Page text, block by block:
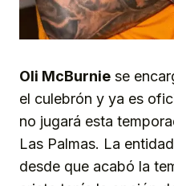
Oli McBurnie se
el culebrón y ya es
no jugará esta
Las Palmas. La
desde que acabó la